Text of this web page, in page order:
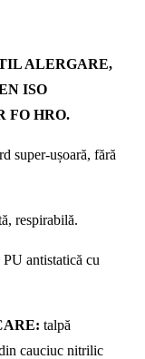
ALERGARE,
ISO
FO HRO.
super-ușoară, fără
respirabilă.
PU antistatică cu
talpă
cauciuc nitrilic